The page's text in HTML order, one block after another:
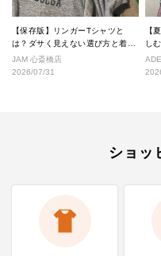
【保存版】リンガーTシャツと
は？ダサく見えない選び方と着こ
なし完全ガイド
JAM 心斎橋店
2026/07/31
【
し
ル
ショッ